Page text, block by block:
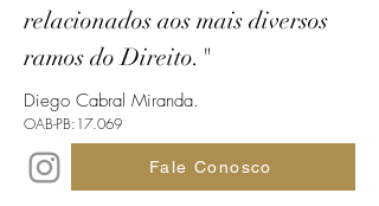
relacionados aos mais diversos
ramos do Direito."
Diego Cabral Miranda.
OAB-PB:17.069
Fale Conosco